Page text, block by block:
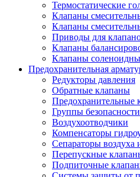
Термостатические
Клапаны
Клапаны
Приводы для
Клапаны
Клапаны
Предохранительная
Редукторы давления
Обратные клапаны
Предохранительные
Группы безопасности
Воздухоотводчики
Компенсаторы
Сепараторы воздуха
Перепускные
Подпиточные